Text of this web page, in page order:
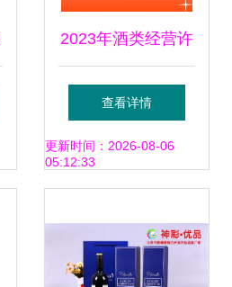
2023年酒类经营许
可证办理需要什么
材料.酒厂的办理也
查看详情
更新时间：2026-08-06
05:12:33